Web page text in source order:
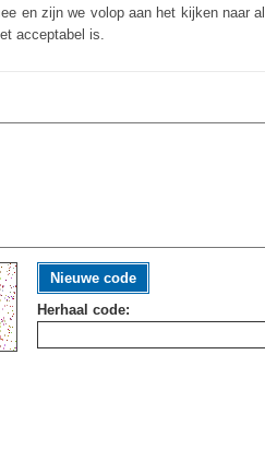
en zijn we volop aan het kijken naar
acceptabel is.
Nieuwe code
Herhaal code: